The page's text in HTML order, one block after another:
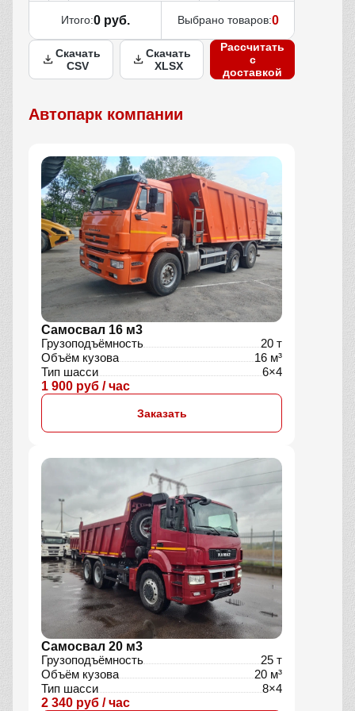
Итого:0 руб. Выбрано товаров:0
Скачать
CSV
Скачать
XLSX
Рассчитать
с
доставкой
Автопарк компании
Самосвал 16 м3
Грузоподъёмность
20 т
Объём кузова
16 м³
Тип шасси
6×4
1 900 руб / час
Заказать
Самосвал 20 м3
Грузоподъёмность
25 т
Объём кузова
20 м³
Тип шасси
8×4
2 340 руб / час